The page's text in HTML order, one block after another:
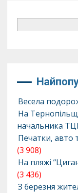
Весела
На
начальника
Печатки, авто
(3 908)
На пляжі
(3 436)
З березня